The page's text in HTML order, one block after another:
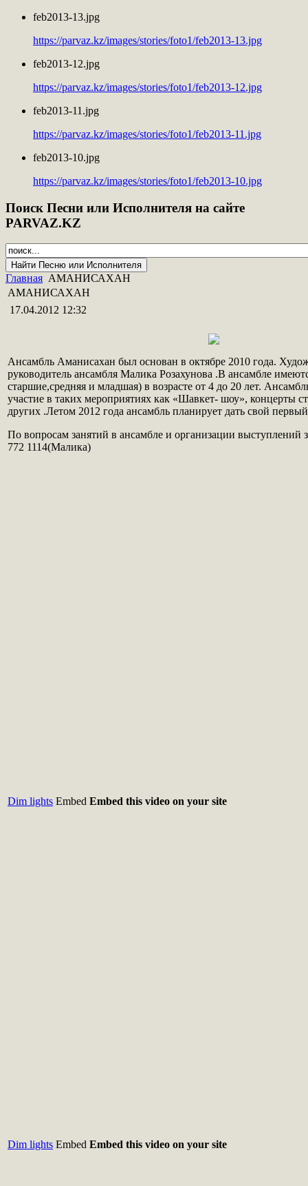
feb2013-13.jpg
https://parvaz.kz/images/stories/foto1/feb2013-13.jpg
feb2013-12.jpg
https://parvaz.kz/images/stories/foto1/feb2013-12.jpg
feb2013-11.jpg
https://parvaz.kz/images/stories/foto1/feb2013-11.jpg
feb2013-10.jpg
https://parvaz.kz/images/stories/foto1/feb2013-10.jpg
Поиск Песни или Исполнителя на сайте
PARVAZ.KZ
Главная АМАНИСАХАН
АМАНИСАХАН
17.04.2012 12:32
Ансамбль Аманисахан был основан в октябре 2010 года.
руководитель ансамбля Малика Розахунова .В ансамбле
старшие,средняя и младшая) в возрасте от 4 до 20 лет.
участие в таких мероприятиях как «Шавкет- шоу», концерты
других .Летом 2012 года ансамбль планирует дать свой
По вопросам занятий в ансамбле и организации выступлений
772 1114(Малика)
Dim lights Embed Embed this video on your site
Dim lights Embed Embed this video on your site